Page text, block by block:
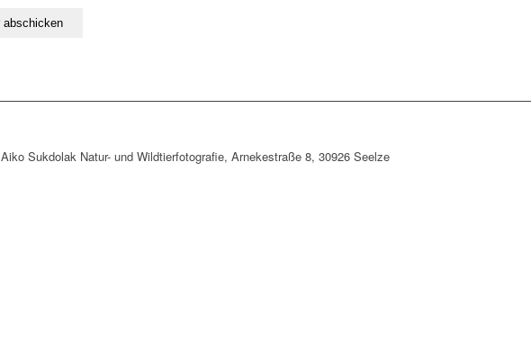
Aiko Sukdolak Natur- und Wildtierfotografie, Arnekestraße 8, 30926 Seelze